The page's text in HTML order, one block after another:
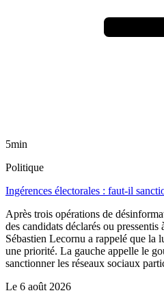
5min
Politique
Ingérences électorales : faut-il
Après trois opérations de
des candidats déclarés ou pressentis
Sébastien Lecornu a rappelé que la
une priorité. La gauche appelle le
sanctionner les réseaux sociaux
Le 6 août 2026